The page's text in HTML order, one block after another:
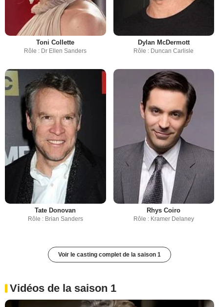
Toni Collette
Rôle : Dr Ellen Sanders
Dylan McDermott
Rôle : Duncan Carlisle
Tate Donovan
Rôle : Brian Sanders
Rhys Coiro
Rôle : Kramer Delaney
Voir le casting complet de la saison 1
Vidéos de la saison 1